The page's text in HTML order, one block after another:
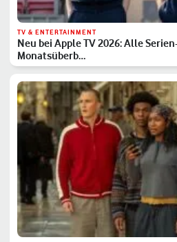
TV & ENTERTAINMENT
Neu bei Apple TV 2026: Alle
Monatsüberb…